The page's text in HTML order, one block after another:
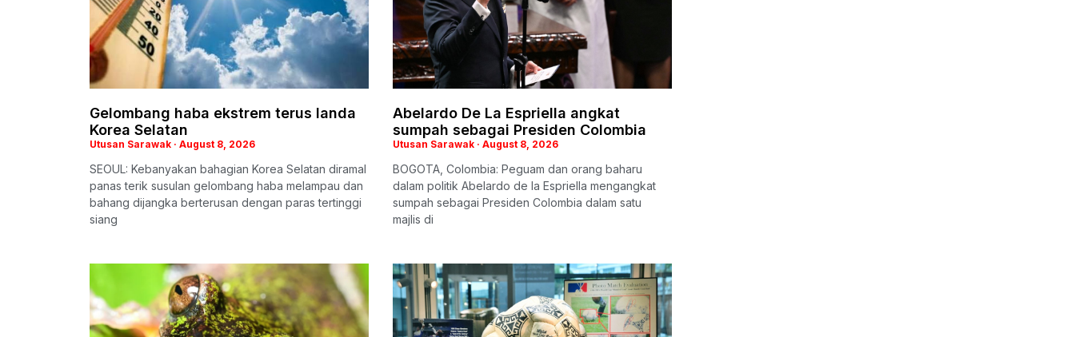
Gelombang haba ekstrem terus landa
Korea Selatan
Utusan Sarawak August 8, 2026
SEOUL: Kebanyakan bahagian Korea Selatan diramal
panas terik susulan gelombang haba melampau dan
bahang dijangka berterusan dengan paras tertinggi
siang
Abelardo De La Espriella angkat
sumpah sebagai Presiden Colombia
Utusan Sarawak August 8, 2026
BOGOTA, Colombia: Peguam dan orang baharu
dalam politik Abelardo de la Espriella mengangkat
sumpah sebagai Presiden Colombia dalam satu
majlis di